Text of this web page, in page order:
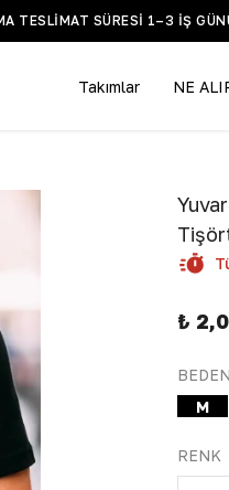
Takımlar NE
₺
BEDEN
M
RENK